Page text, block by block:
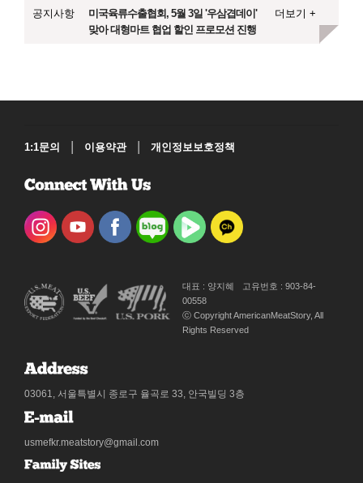
공지사항
미국육류수출협회, 5월 3일 '우삼겹데이'
맞아 대형마트 협업 할인 프로모션 진행
더보기 +
1:1문의 이용약관 개인정보보호정책
대표 : 양지혜
고유번호 : 903-84-
00558
ⓒ Copyright AmericanMeatStory, All
Rights Reserved
03061, 서울특별시 종로구 율곡로 33, 안국빌딩 3층
usmefkr.meatstory@gmail.com